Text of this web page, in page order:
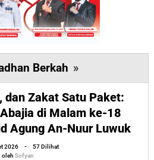
Berkah »
Puasa,
dan
Zakat
Satu
dan Zakat Satu Paket:
di Malam ke-18
Agung An-Nuur Luwuk
2026
oleh
Sofyan
-
57 Dilihat
oleh Sofyan